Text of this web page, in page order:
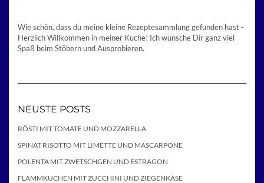
Wie schön, dass du meine kleine Rezeptesammlung gefunden hast -
Herzlich Willkommen in meiner Küche! Ich wünsche Dir ganz viel
Spaß beim Stöbern und Ausprobieren.
NEUSTE POSTS
RÖSTI MIT TOMATE UND MOZZARELLA
SPINAT RISOTTO MIT LIMETTE UND MASCARPONE
POLENTA MIT ZWETSCHGEN UND ESTRAGON
FLAMMKUCHEN MIT ZUCCHINI UND ZIEGENKÄSE